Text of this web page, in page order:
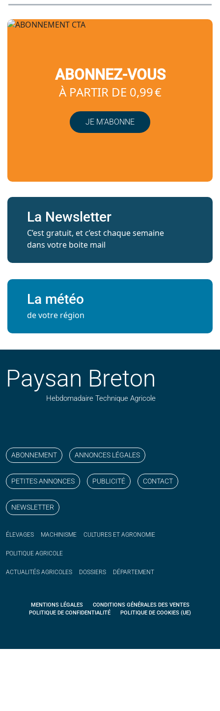
ABONNEZ-VOUS
À PARTIR DE 0,99 €
JE M’ABONNE
La Newsletter
C’est gratuit, et c’est chaque semaine
dans votre boite mail
La météo
de votre région
Paysan Breton
Hebdomadaire Technique Agricole
ABONNEMENT ANNONCES LÉGALES
PETITES ANNONCES PUBLICITÉ CONTACT
NEWSLETTER
ÉLEVAGES MACHINISME CULTURES ET AGRONOMIE
POLITIQUE AGRICOLE
ACTUALITÉS AGRICOLES DOSSIERS DÉPARTEMENT
MENTIONS LÉGALES
CONDITIONS GÉNÉRALES DES VENTES
POLITIQUE DE CONFIDENTIALITÉ
POLITIQUE DE COOKIES (UE)